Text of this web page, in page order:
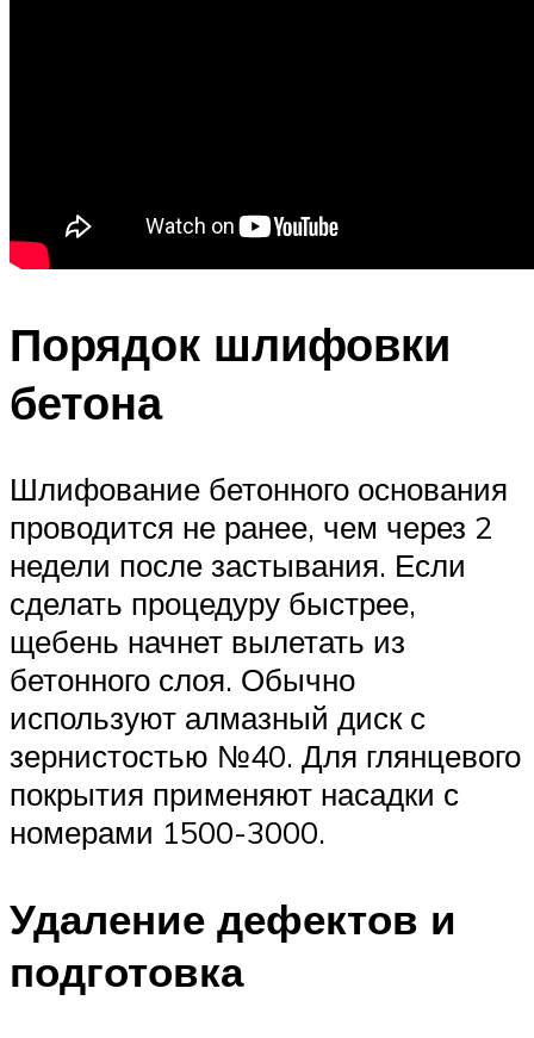
Порядок шлифовки
бетона
Шлифование бетонного основания
проводится не ранее, чем через 2
недели после застывания. Если
сделать процедуру быстрее,
щебень начнет вылетать из
бетонного слоя. Обычно
используют алмазный диск с
зернистостью №40. Для глянцевого
покрытия применяют насадки с
номерами 1500-3000.
Удаление дефектов и
подготовка